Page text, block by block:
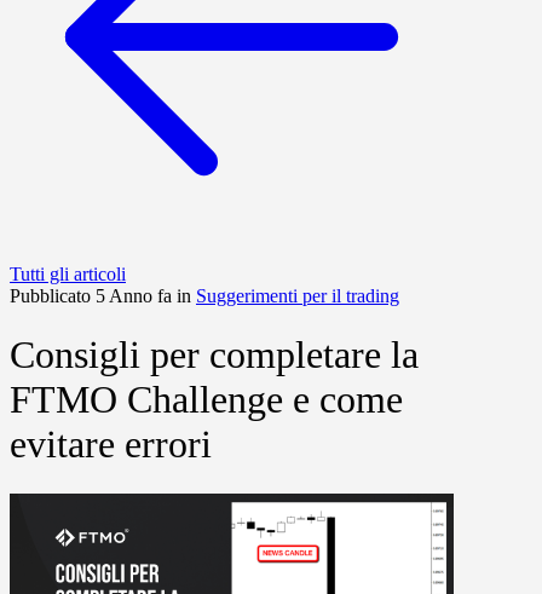
Tutti gli articoli
Pubblicato 5 Anno fa in Suggerimenti per il trading
Consigli per completare la
FTMO Challenge e come
evitare errori